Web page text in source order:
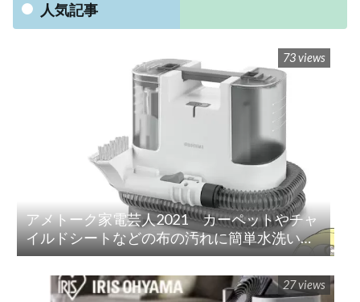
人気記事
アメトーク家電芸人2021 カーペットやチャ
イルドシートなどの布の汚れに簡単水洗い！
「リンサークリーナー(RNS-P10-W)」
73 views
27 views